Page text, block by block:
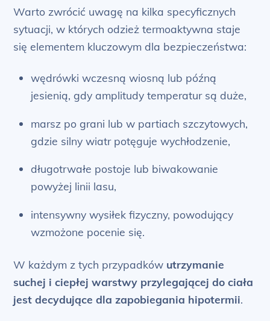
Warto zwrócić uwagę na kilka specyficznych
sytuacji, w których odzież termoaktywna staje
się elementem kluczowym dla bezpieczeństwa:
wędrówki wczesną wiosną lub późną
jesienią, gdy amplitudy temperatur są duże,
marsz po grani lub w partiach szczytowych,
gdzie silny wiatr potęguje wychłodzenie,
długotrwałe postoje lub biwakowanie
powyżej linii lasu,
intensywny wysiłek fizyczny, powodujący
wzmożone pocenie się.
W każdym z tych przypadków utrzymanie
suchej i ciepłej warstwy przylegającej do ciała
jest decydujące dla zapobiegania hipotermii.